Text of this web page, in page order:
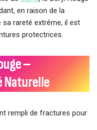
en raison de la
sa rareté extrême, il est
protectrices.
–
Naturelle
rempli de fractures pour